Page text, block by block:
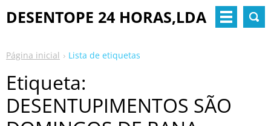
DESENTOPE 24 HORAS,LDA
Página inicial Lista de etiquetas
Etiqueta:
DESENTUPIMENTOS SÃO